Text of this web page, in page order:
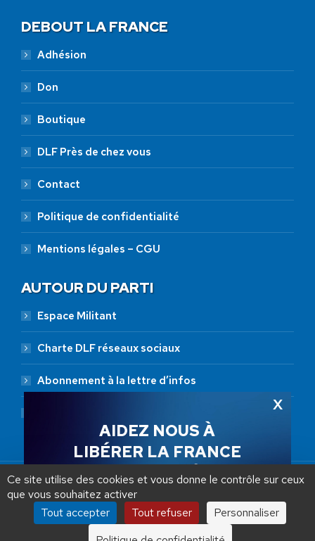
DEBOUT LA FRANCE
Adhésion
Don
Boutique
DLF Près de chez vous
Contact
Politique de confidentialité
Mentions légales – CGU
AUTOUR DU PARTI
Espace Militant
Charte DLF réseaux sociaux
Abonnement à la lettre d’infos
Debout La France © 2026 | Designed by Aryup.com
AIDEZ NOUS À
LIBÉRER LA FRANCE
JE FAIS UN DON À DLF
ADHÉSION 20 € 50 € 100 €
250 € 1000 €
Ce site utilise des cookies et vous donne le contrôle sur ceux
que vous souhaitez activer
Tout accepter
Tout refuser
Personnaliser